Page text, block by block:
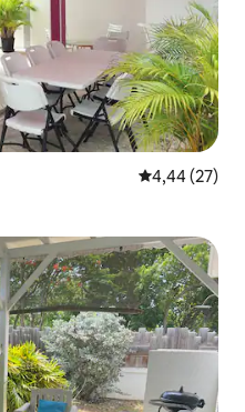
Évaluation
4,44 (27)